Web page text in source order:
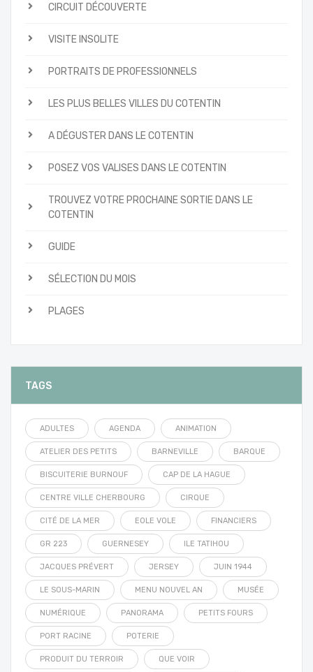
CIRCUIT DÉCOUVERTE
VISITE INSOLITE
PORTRAITS DE PROFESSIONNELS
LES PLUS BELLES VILLES DU COTENTIN
A DÉGUSTER DANS LE COTENTIN
POSEZ VOS VALISES DANS LE COTENTIN
TROUVEZ VOTRE PROCHAINE SORTIE DANS LE
COTENTIN
GUIDE
SÉLECTION DU MOIS
PLAGES
TAGS
ADULTES AGENDA ANIMATION
ATELIER DES PETITS BARNEVILLE BARQUE
BISCUITERIE BURNOUF CAP DE LA HAGUE
CENTRE VILLE CHERBOURG CIRQUE
CITÉ DE LA MER EOLE VOLE FINANCIERS
GR 223 GUERNESEY ILE TATIHOU
JACQUES PRÉVERT JERSEY JUIN 1944
LE SOUS-MARIN MENU NOUVEL AN MUSÉE
NUMÉRIQUE PANORAMA PETITS FOURS
PORT RACINE POTERIE
PRODUIT DU TERROIR QUE VOIR